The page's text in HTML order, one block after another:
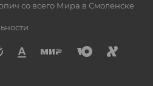
со всего Мира в Смоленске